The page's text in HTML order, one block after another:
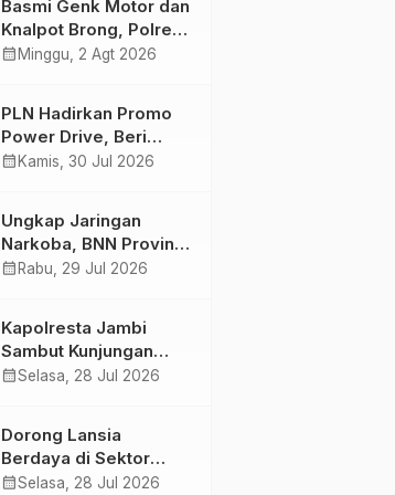
Semakin Skena
Basmi Genk Motor dan
Knalpot Brong, Polres
Tanjab Barat Amankan
calendar_month Minggu, 2 Agt 2026
PLN Hadirkan Promo
Power Drive, Beri
Diskon Tambah Daya
calendar_month Kamis, 30 Jul 2026
Ungkap Jaringan
Narkoba, BNN Provinsi
Jambi dan Bea Cukai
Butir Ekstasi dan 146
Gram Sabu
calendar_month Rabu, 29 Jul 2026
Kapolresta Jambi
Sambut Kunjungan
Ketua dan Pengurus
Kolaborasi
calendar_monthSelasa, 28 Jul 2026
Dorong Lansia
Berdaya di Sektor
Hijau, Pertamina EP
calendar_monthSelasa, 28 Jul 2026